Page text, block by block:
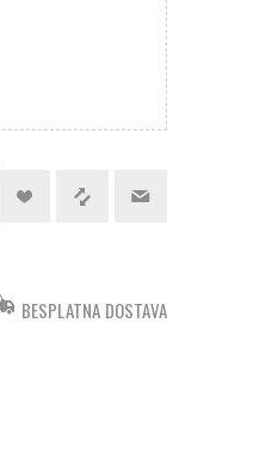
BESPLATNA DOSTAVA